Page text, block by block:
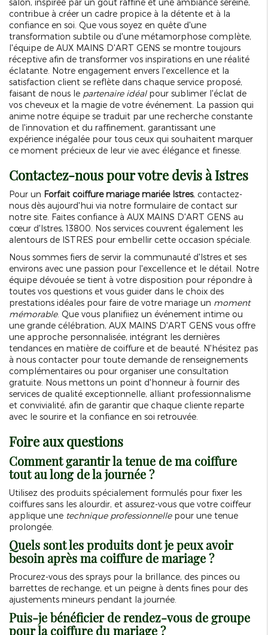
salon, inspirée par un goût raffiné et une ambiance sereine,
contribue à créer un cadre propice à la détente et à la
confiance en soi. Que vous soyez en quête d'une
transformation subtile ou d'une métamorphose complète,
l'équipe de AUX MAINS D'ART GENS se montre toujours
réceptive afin de transformer vos inspirations en une réalité
éclatante. Notre engagement envers l'excellence et la
satisfaction client se reflète dans chaque service proposé,
faisant de nous le partenaire idéalpour sublimer l'éclat de
vos cheveux et la magie de votre événement. La passion qui
anime notre équipe se traduit par une recherche constante
de l'innovation et du raffinement, garantissant une
expérience inégalée pour tous ceux qui souhaitent marquer
ce moment précieux de leur vie avec élégance et finesse.
Contactez-nous pour votre devis à Istres
Pour un Forfait coiffure mariage mariée Istres, contactez-
nous dès aujourd'hui via notre formulaire de contact sur
notre site. Faites confiance à AUX MAINS D'ART GENS au
cœur d'Istres, 13800. Nos services couvrent également les
alentours de ISTRES pour embellir cette occasion spéciale.
Nous sommes fiers de servir la communauté d'Istres et ses
environs avec une passion pour l'excellence et le détail. Notre
équipe dévouée se tient à votre disposition pour répondre à
toutes vos questions et vous guider dans le choix des
prestations idéales pour faire de votre mariage un moment
mémorable. Que vous planifiiez un événement intime ou
une grande célébration, AUX MAINS D'ART GENS vous offre
une approche personnalisée, intégrant les dernières
tendances en matière de coiffure et de beauté. N'hésitez pas
à nous contacter pour toute demande de renseignements
complémentaires ou pour organiser une consultation
gratuite. Nous mettons un point d'honneur à fournir des
services de qualité exceptionnelle, alliant professionnalisme
et convivialité, afin de garantir que chaque cliente reparte
avec le sourire et la confiance en soi retrouvée.
Foire aux questions
Comment garantir la tenue de ma coiffure
tout au long de la journée ?
Utilisez des produits spécialement formulés pour fixer les
coiffures sans les alourdir, et assurez-vous que votre coiffeur
applique une technique professionnellepour une tenue
prolongée.
Quels sont les produits dont je peux avoir
besoin après ma coiffure de mariage ?
Procurez-vous des sprays pour la brillance, des pinces ou
barrettes de rechange, et un peigne à dents fines pour des
ajustements mineurs pendant la journée.
Puis-je bénéficier de rendez-vous de groupe
pour la coiffure du mariage ?